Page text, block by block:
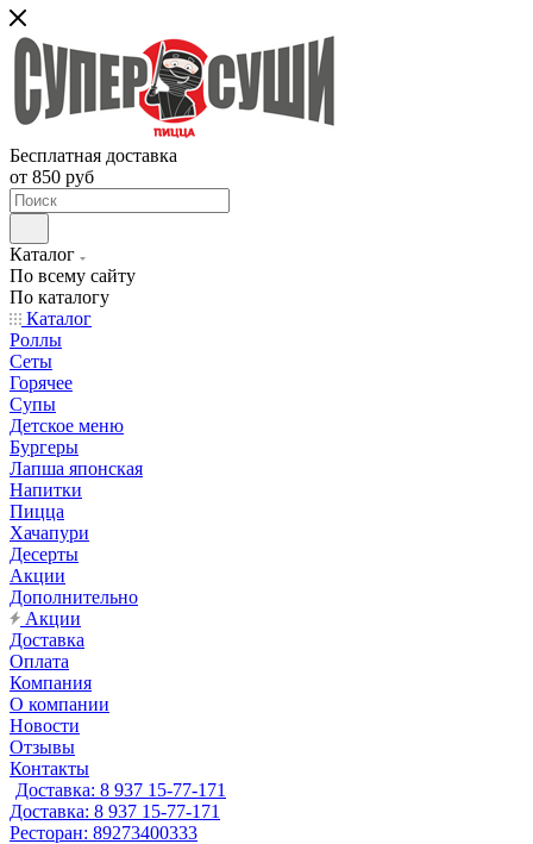
Бесплатная доставка
от 850 руб
Каталог
По всему сайту
По каталогу
Каталог
Роллы
Сеты
Горячее
Супы
Детское меню
Бургеры
Лапша японская
Напитки
Пицца
Хачапури
Десерты
Акции
Дополнительно
Акции
Доставка
Оплата
Компания
О компании
Новости
Отзывы
Контакты
Доставка: 8 937 15-77-171
Доставка: 8 937 15-77-171
Ресторан: 89273400333